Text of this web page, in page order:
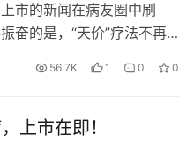
市的新闻在病友圈中刷
奋的是，“天价”疗法不再
56.7K 1 0 0
上市在即！